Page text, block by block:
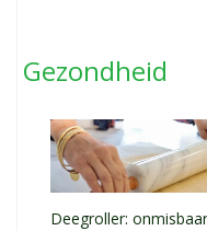
Gezondheid
Deegroller: onmisbaar